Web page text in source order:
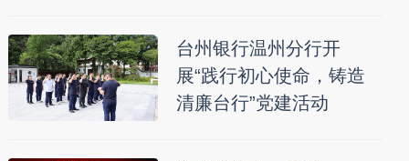
台州银行温州分行开
展“践行初心使命，铸造
清廉台行”党建活动